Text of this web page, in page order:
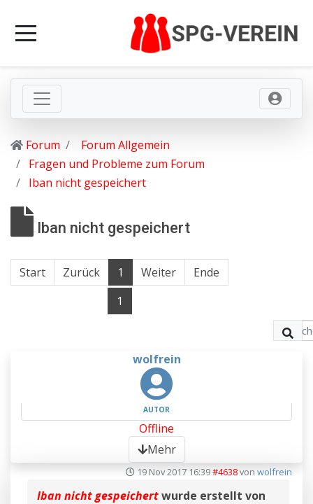
Forum
Forum Allgemein
Fragen und Probleme zum Forum
Iban nicht gespeichert
Iban nicht gespeichert
Start Zurück 1 Weiter
Ende
1
wolfrein
AUTOR
Offline
Mehr
19 Nov 2017 16:39#4638von wolfrein
Iban nicht gespeichertwurde erstellt von